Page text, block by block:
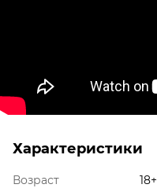
Характеристики
Возраст
18+